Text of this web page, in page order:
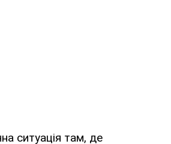
ситуація там, де